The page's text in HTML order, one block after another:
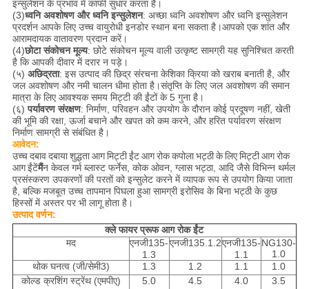
इन्सुलेशन के प्रभाव में काफी सुधार करता है।
(3)ध्वनि अवशोषण और ध्वनि इन्सुलेशन: अच्छा ध्वनि अवशोषण और ध्वनि इन्सुलेशन
प्रदर्शन आपके लिए उच्च वायुरोधी इनडोर स्थान बना सकता है।आपको एक शांत और
आरामदायक वातावरण प्रदान करें।
(4)छोटा संकोचन मूल्य: छोटे संकोचन मूल्य वाली उत्कृष्ट सामग्री यह सुनिश्चित करती
है कि आपकी दीवार में दरार न पड़े।
(५) अछिद्रता: इस उत्पाद की छिद्र संरचना केशिका क्रिया को खराब बनाती है, और
जल अवशोषण और नमी चालन धीमा होता है।संतृप्ति के लिए जल अवशोषण की समान
मात्रा के लिए आवश्यक समय मिट्टी की ईंटों के 5 गुना है।
(६)पर्यावरण संरक्षण: निर्माण, परिवहन और उपयोग के दौरान कोई प्रदूषण नहीं, खेती
की भूमि की रक्षा, ऊर्जा बचाने और खपत को कम करने, और हरित पर्यावरण संरक्षण
निर्माण सामग्री से संबंधित है।
आवेदन:
उच्च दबाव दबाया शुद्धता आग मिट्टी ईंट आग रोक कपोला भट्ठी के लिए मिट्टी आग रोक
आग ईंटेंमैंन केवल गर्म ब्लास्ट फर्नेस, कोक ओवन, ग्लास भट्ठा, आदि जैसे विभिन्न थर्मल
प्रसंस्करण उपकरणों की परतों को इन्सुलेट करने में व्यापक रूप से उपयोग किया जाता
है, बल्कि मजबूत उच्च तापमान पिघला हुआ सामग्री इरोसिव के बिना भट्ठी के कुछ
हिस्सों में अस्तर पर भी लागू होता है।
उत्पाद वर्णन:
क्ले फायर प्रूफ आग रोक ईंट
मद
एनजी135-
1.3
एनजी135.1.2एनजी135-
1.1
NG130-
1.0
थोक घनत्व (जी/सेमी3)
1.3 1.2 1.1
1.0
कोल्ड क्रशिंग स्ट्रेंथ (एमपीए)
5.0 4.5 4.0
3.5